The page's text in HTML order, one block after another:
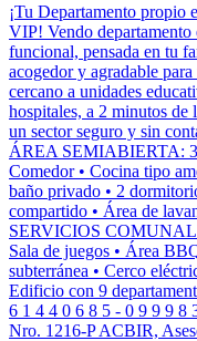
¡Tu Departamento
VIP! Vendo
funcional, pensada en tu
acogedor y agradable
cercano a unidades
hospitales, a 2 minutos de
un sector seguro y sin
ÁREA SEMIABIERTA:
Comedor • Cocina tipo
baño privado • 2
compartido • Área de
SERVICIOS
Sala de juegos • Área
subterránea • Cerco
Edificio con 9
6 1 4 4 0 6 8 5 - 0 9 9 9 8
Nro. 1216-P ACBIR,